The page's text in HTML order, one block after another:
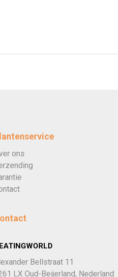
ons
Bellstraat 11
LX Oud-Beijerland, Nederland